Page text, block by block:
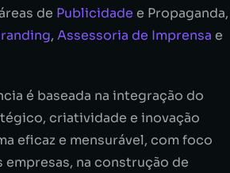
de Publicidade e Propaganda,
, Assessoria de Imprensa e
é baseada na integração do
criatividade e inovação
eficaz e mensurável, com foco
na construção de